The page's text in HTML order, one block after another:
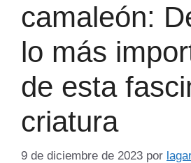
camaleón:
lo más
de esta
criatura
9 de diciembre de 2023 por